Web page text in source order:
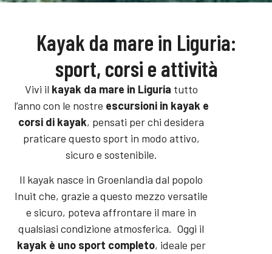
Kayak da mare in Liguria:
sport, corsi e attività
Vivi il kayak da mare in Liguria tutto
l’anno con le nostre escursioni in kayak e
corsi di kayak, pensati per chi desidera
praticare questo sport in modo attivo,
sicuro e sostenibile.
Il kayak nasce in Groenlandia dal popolo
Inuit che, grazie a questo mezzo versatile
e sicuro, poteva affrontare il mare in
qualsiasi condizione atmosferica. Oggi il
kayak è uno sport completo, ideale per